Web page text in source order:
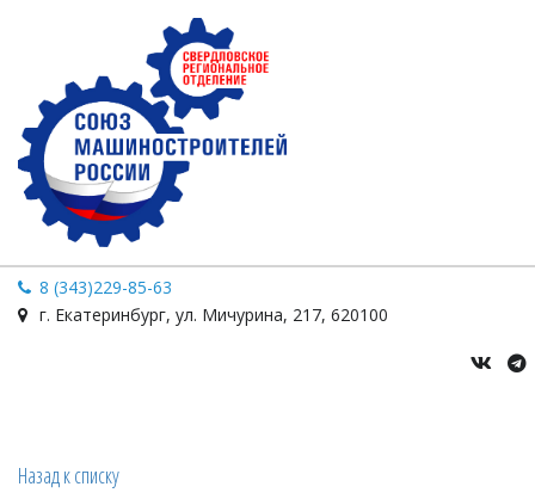
8 (343)229-85-63
г. Екатеринбург, ул. Мичурина, 217, 620100
Назад к списку